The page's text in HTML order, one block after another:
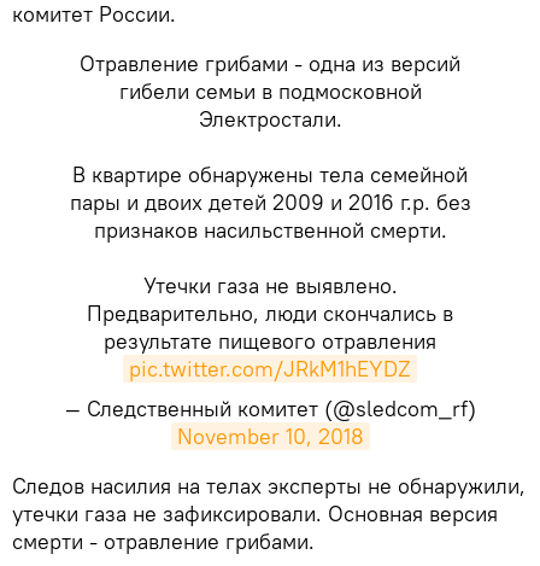
комитет России.
Отравление грибами - одна из версий
гибели семьи в подмосковной
Электростали.
В квартире обнаружены тела семейной
пары и двоих детей 2009 и 2016 г.р. без
признаков насильственной смерти.
Утечки газа не выявлено.
Предварительно, люди скончались в
результате пищевого отравления
pic.twitter.com/JRkM1hEYDZ
— Следственный комитет (@sledcom_rf)
November 10, 2018
Следов насилия на телах эксперты не обнаружили,
утечки газа не зафиксировали. Основная версия
смерти - отравление грибами.